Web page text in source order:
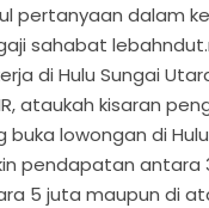
pertanyaan dalam
sahabat
di Hulu Sungai
ataukah kisaran
lowongan di
pendapatan antara
5 juta maupun di